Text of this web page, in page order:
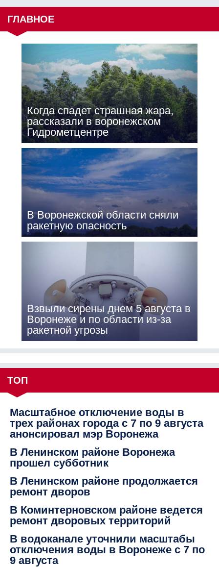
ГЛАВНОЕ
Когда спадет страшная жара,
рассказали в воронежском
Гидрометцентре
В Воронежской области сняли
ракетную опасность
Взвыли сирены днем 5 августа в
Воронеже и по области из-за
ракетной угрозы
ТОП
Масштабное отключение воды в
трех районах города с 7 по 9 августа
анонсировал мэр Воронежа
В Ленинском районе Воронежа
прошел субботник
В Ленинском районе продолжается
ремонт дворов
В Коминтерновском районе ведется
ремонт дворовых территорий
В водоканале уточнили масштабы
отключения воды в Воронеже с 7 по
9 августа